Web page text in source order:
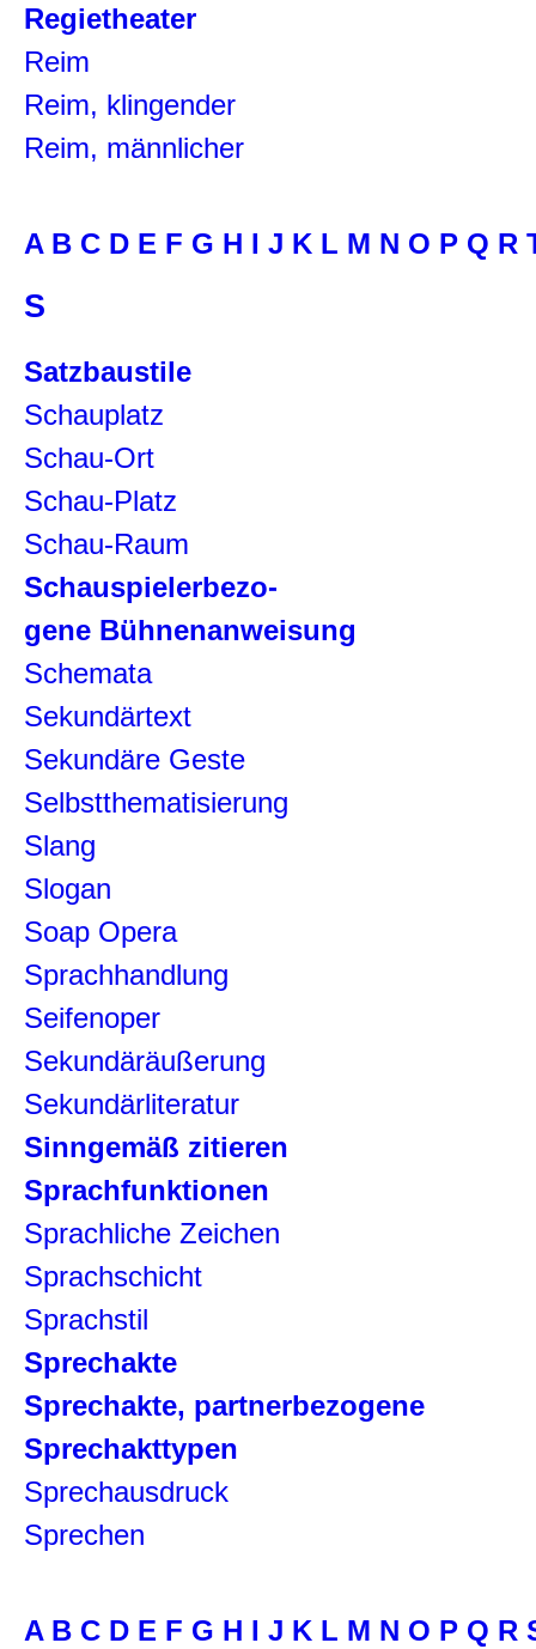
Regietheater
Reim
Reim, klingender
Reim, männlicher
A B C D E F G H I J K L M N O P Q R
S
Satzbaustile
Schauplatz
Schau-Ort
Schau-Platz
Schau-Raum
Schauspielerbezo-
gene Bühnenanweisung
Schemata
Sekundärtext
Sekundäre Geste
Selbstthematisierung
Slang
Slogan
Soap Opera
Sprachhandlung
Seifenoper
Sekundäräußerung
Sekundärliteratur
Sinngemäß zitieren
Sprachfunktionen
Sprachliche Zeichen
Sprachschicht
Sprachstil
Sprechakte
Sprechakte, partnerbezogene
Sprechakttypen
Sprechausdruck
Sprechen
A B C D E F G H I J K L M N O P Q R